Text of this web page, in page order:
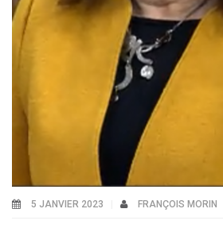
5 JANVIER 2023 FRANÇOIS MORIN